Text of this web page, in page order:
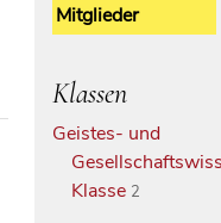
Mitglieder
Klassen
Geistes- und
Klasse 2